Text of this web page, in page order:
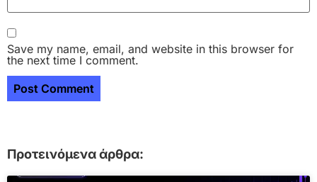
Save my name, email, and website in this browser for
the next time I comment.
Προτεινόμενα άρθρα: